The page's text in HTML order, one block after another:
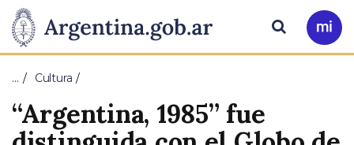
Presidencia
de
la
Nación
Pasar al contenido principal
Ir
a
Buscar
… Cultura
“Argentina, 1985” fue